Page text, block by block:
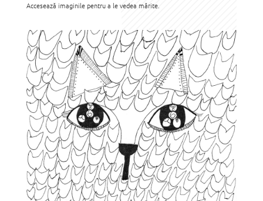
Accesează imaginile pentru a le vedea mărite.